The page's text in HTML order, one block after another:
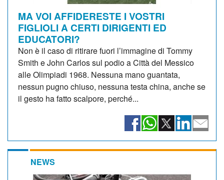
MA VOI AFFIDERESTE I VOSTRI
FIGLIOLI A CERTI DIRIGENTI ED
EDUCATORI?
Non è il caso di ritirare fuori l’immagine di Tommy
Smith e John Carlos sul podio a Città del Messico
alle Olimpiadi 1968. Nessuna mano guantata,
nessun pugno chiuso, nessuna testa china, anche se
il gesto ha fatto scalpore, perché...
NEWS